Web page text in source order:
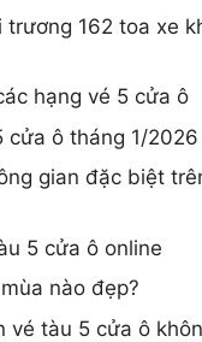
162 toa xe
hạng vé 5 cửa ô
cửa ô tháng 1/2026
gian đặc biệt
5 cửa ô online
nào đẹp?
vé tàu 5 cửa ô